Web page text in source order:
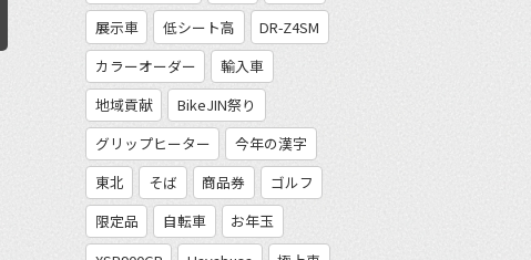
展示車
低シート高
DR-Z4SM
カラーオーダー
輸入車
地域貢献
BikeJIN祭り
グリップヒーター
今年の漢字
東北
そば 商品券
ゴルフ
限定品
自転車
お年玉